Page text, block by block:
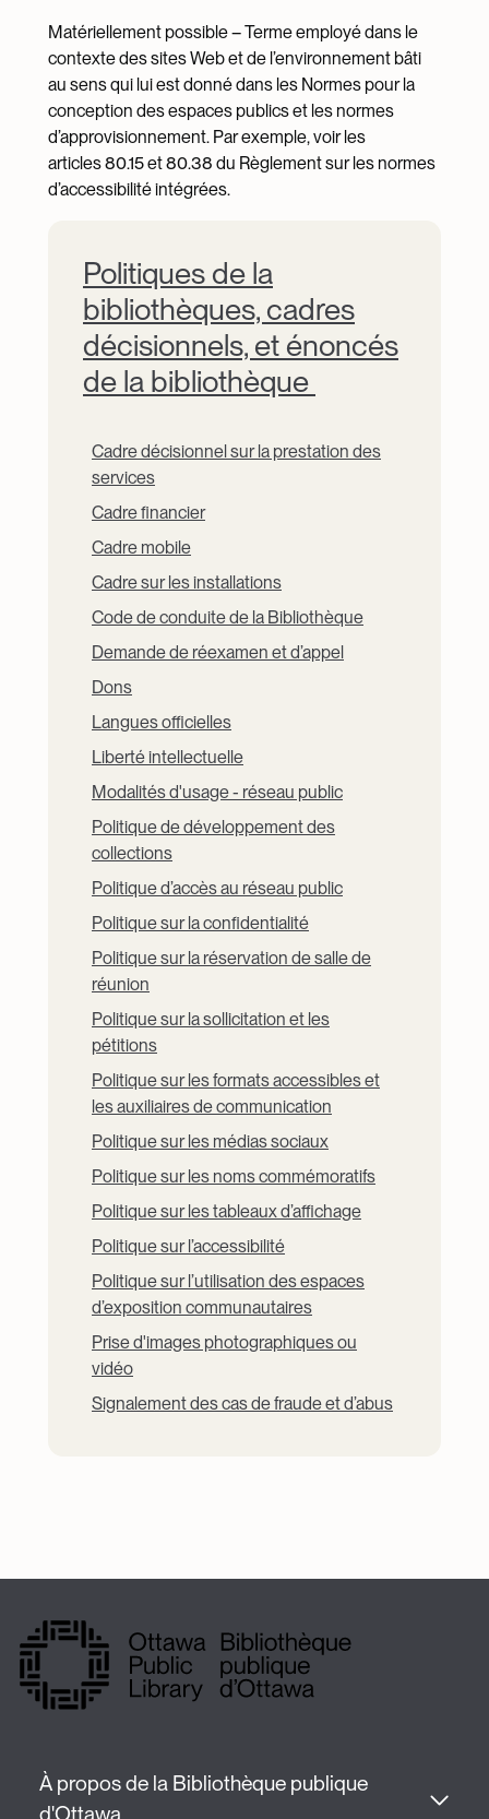
Matériellement possible – Terme employé dans le
contexte des sites Web et de l’environnement bâti
au sens qui lui est donné dans les Normes pour la
conception des espaces publics et les normes
d’approvisionnement. Par exemple, voir les
articles 80.15 et 80.38 du Règlement sur les normes
d’accessibilité intégrées.
Politiques de la
bibliothèques, cadres
décisionnels, et énoncés
de la bibliothèque
Cadre décisionnel sur la prestation des
services
Cadre financier
Cadre mobile
Cadre sur les installations
Code de conduite de la Bibliothèque
Demande de réexamen et d’appel
Dons
Langues officielles
Liberté intellectuelle
Modalités d'usage - réseau public
Politique de développement des
collections
Politique d’accès au réseau public
Politique sur la confidentialité
Politique sur la réservation de salle de
réunion
Politique sur la sollicitation et les
pétitions
Politique sur les formats accessibles et
les auxiliaires de communication
Politique sur les médias sociaux
Politique sur les noms commémoratifs
Politique sur les tableaux d’affichage
Politique sur l’accessibilité
Politique sur l’utilisation des espaces
d’exposition communautaires
Prise d'images photographiques ou
vidéo
Signalement des cas de fraude et d’abus
À propos de la Bibliothèque publique